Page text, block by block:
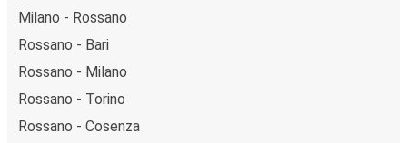
Milano - Rossano
Rossano - Bari
Rossano - Milano
Rossano - Torino
Rossano - Cosenza